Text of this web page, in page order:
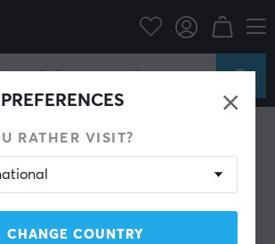
RATHER VISIT?
CHANGE COUNTRY
Gaming tastatur
SPAR 43%